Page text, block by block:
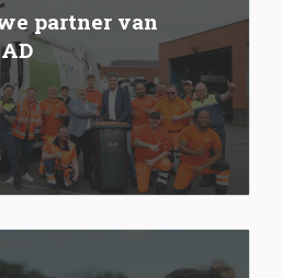
partner van